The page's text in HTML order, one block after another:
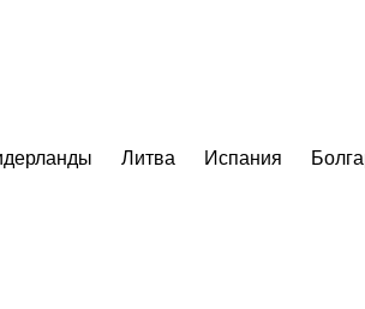
Литва Испания